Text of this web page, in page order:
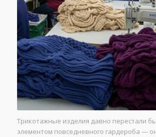
Трикотажные изделия давно перестали
элементом повседневного гардероба —